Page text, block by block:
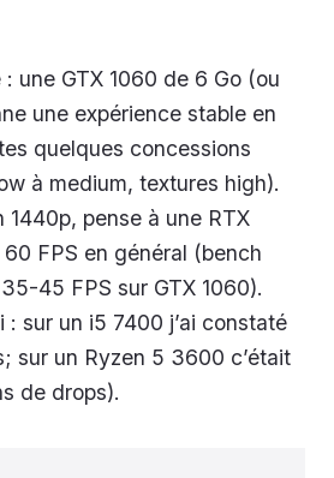
une GTX 1060 de 6 Go (ou
une expérience stable en
quelques concessions
à medium, textures high).
1440p, pense à une RTX
FPS en général (bench
45 FPS sur GTX 1060).
: sur un i5 7400 j’ai constaté
sur un Ryzen 5 3600 c’était
de drops).